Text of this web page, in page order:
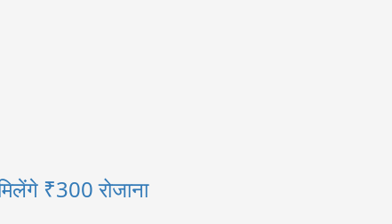
₹300 रोजाना